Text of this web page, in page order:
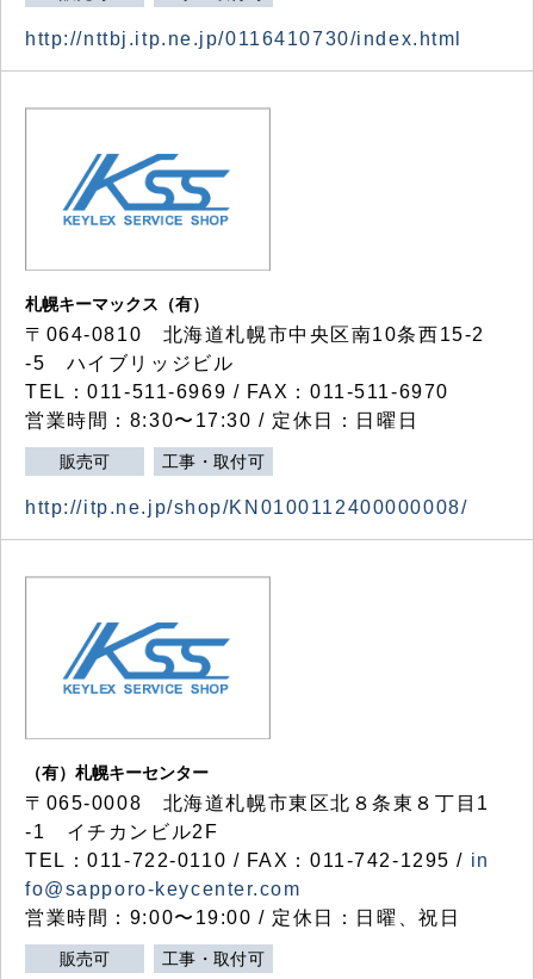
http://nttbj.itp.ne.jp/0116410730/index.html
札幌キーマックス（有）
〒064-0810 北海道札幌市中央区南10条西15-2
-5 ハイブリッジビル
TEL：011-511-6969 / FAX：011-511-6970
営業時間：8:30〜17:30 / 定休日：日曜日
販売可 工事・取付可
http://itp.ne.jp/shop/KN0100112400000008/
（有）札幌キーセンター
〒065-0008 北海道札幌市東区北８条東８丁目1
-1 イチカンビル2F
TEL：011-722-0110 / FAX：011-742-1295 / in
fo@sapporo-keycenter.com
営業時間：9:00〜19:00 / 定休日：日曜、祝日
販売可 工事・取付可